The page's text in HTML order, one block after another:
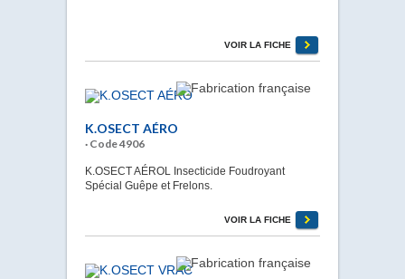
VOIR LA FICHE
K.OSECT AÉRO
· Code 4906
K.OSECT AÉROL Insecticide Foudroyant
Spécial Guêpe et Frelons.
VOIR LA FICHE